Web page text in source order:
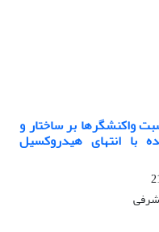
واکنشگرها بر ساختار و
با انتهای هیدروکسیل